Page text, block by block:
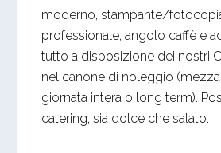
moderno, stampante/
professionale, angolo caffè e
tutto a disposizione dei nostri
nel canone di noleggio (mezza
giornata intera o long term).
catering, sia dolce che salato.